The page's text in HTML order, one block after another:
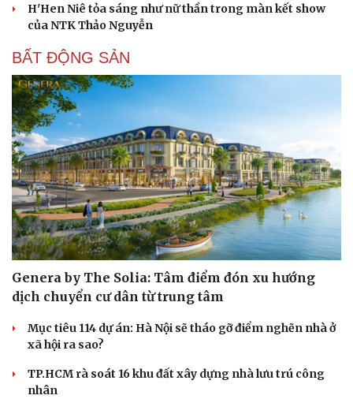
H'Hen Niê tỏa sáng như nữ thần trong màn kết show
của NTK Thảo Nguyễn
BẤT ĐỘNG SẢN
Genera by The Solia: Tâm điểm đón xu hướng
dịch chuyển cư dân từ trung tâm
Mục tiêu 114 dự án: Hà Nội sẽ tháo gỡ điểm nghẽn nhà ở
xã hội ra sao?
TP.HCM rà soát 16 khu đất xây dựng nhà lưu trú công
nhân